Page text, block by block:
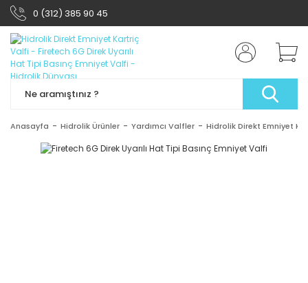
0 (312) 385 90 45
Anasayfa Hidrolik Ürünler Yardımcı Valfler Hidrolik Direkt Emniyet